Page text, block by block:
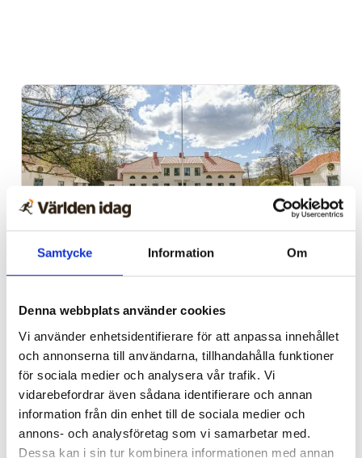
Samtycke Information Om
Denna webbplats använder cookies
Vi använder enhetsidentifierare för att anpassa innehållet
och annonserna till användarna, tillhandahålla funktioner
för sociala medier och analysera vår trafik. Vi
vidarebefordrar även sådana identifierare och annan
information från din enhet till de sociala medier och
annons- och analysföretag som vi samarbetar med.
Dessa kan i sin tur kombinera informationen med annan
Alingsås
Dags för Shalom över
Israels sommarkonferens